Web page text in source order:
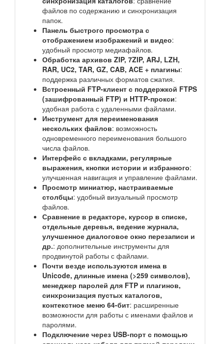
файлов по содержанию и синхронизация
папок.
Панель быстрого просмотра с
отображением изображений и видео:
удобный просмотр медиафайлов.
Обработка архивов ZIP, 7ZIP, ARJ, LZH,
RAR, UC2, TAR, GZ, CAB, ACE + плагины:
поддержка различных форматов сжатия.
Встроенный FTP-клиент с поддержкой FTPS
(зашифрованный FTP) и HTTP-прокси:
удобная работа с удаленными файлами.
Инструмент для переименования
нескольких файлов: возможность
одновременного переименования большого
числа файлов.
Интерфейс с вкладками, регулярные
выражения, кнопки истории и избранного:
улучшенная навигация и управление файлами.
Просмотр миниатюр, настраиваемые
столбцы: удобный визуальный просмотр
файлов.
Сравнение в редакторе, курсор в списке,
отдельные деревья, ведение журнала,
улучшенное диалоговое окно перезаписи и
др.: дополнительные инструменты для
продвинутой работы с файлами.
Почти везде используются имена в
Unicode, длинные имена (>259 символов),
менеджер паролей для FTP и плагинов,
синхронизация пустых каталогов,
контекстное меню 64-бит: расширенные
возможности для работы с именами файлов и
паролями.
Подключение через USB-порт с помощью